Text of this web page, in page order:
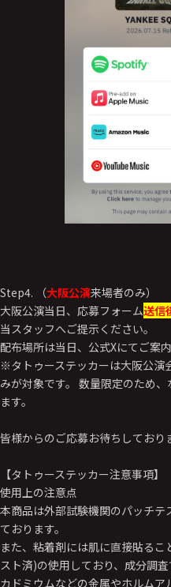
Step4. （大阪公演来場者のみ）
大阪公演当日、応募フォーム送信
当スタッフへご提示ください。
配布場所は当日、公式Xにてご案内
※タトゥーステッカーは大阪公演
みが対象です。 数量限定のため
ます。
皆様からのご応募お待ちしており
【タトゥーステッカー注意事項】
使用上の注意点
本商品は外部試験機関のパッチ
ております。
また、粘着剤には肌に直接貼る
スト済)の使用しており、成分調
カドミウムなどの金属やホルムア